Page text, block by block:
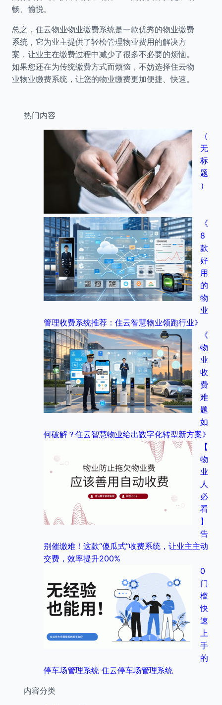
畅、愉悦。
总之，住云物业物业缴费系统是一款优秀的物业缴费
系统，它为业主提供了轻松管理物业费用的解决方
案，让业主在缴费过程中减少了很多不必要的烦恼。
如果您还在为传统缴费方式而烦恼，不妨选择住云物
业物业缴费系统，让您的物业缴费更加便捷、快速。
热门内容
（
无
标
题
）
《
8
款
好
用
的
物
业
管理收费系统推荐：住云智慧物业领跑行业》
《
物
业
收
费
难
题
如
何破解？住云智慧物业给出数字化转型新方案》
【
物
业
人
必
看
】
告
别催缴难！这款“傻瓜式”收费系统，让业主主动
交费，效率提升200%
0
门
槛
快
速
上
手
的
停车场管理系统 住云停车场管理系统
内容分类